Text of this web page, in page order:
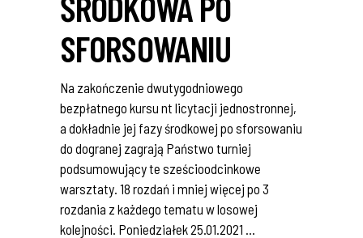
SFORSOWANIU
Na zakończenie dwutygodniowego
bezpłatnego kursu nt licytacji jednostronnej,
a dokładnie jej fazy środkowej po sforsowaniu
do dogranej zagrają Państwo turniej
podsumowujący te sześcioodcinkowe
warsztaty. 18 rozdań i mniej więcej po 3
rozdania z każdego tematu w losowej
kolejności. Poniedziałek 25.01.2021